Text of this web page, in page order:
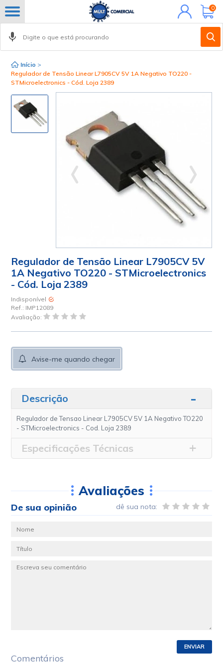
Minha
conta
0
Início >
Regulador de Tensão Linear L7905CV 5V 1A Negativo TO220 -
STMicroelectronics - Cód. Loja 2389
Regulador de Tensão Linear L7905CV 5V
1A Negativo TO220 - STMicroelectronics
- Cód. Loja 2389
Indisponível
Ref.: IMP12089
Avaliação:
Avise-me quando chegar
Descrição
Regulador de Tensao Linear L7905CV 5V 1A Negativo TO220
- STMicroelectronics - Cod. Loja 2389
Especificações Técnicas
Avaliações
De sua opinião dê sua nota:
ENVIAR
Comentários